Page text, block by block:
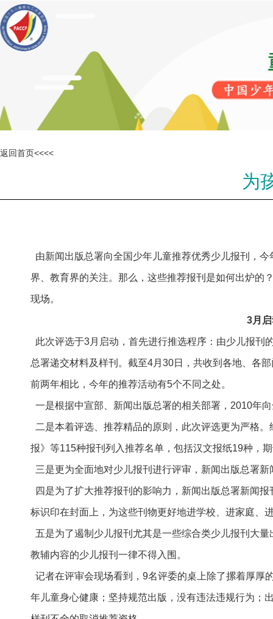
返回首页<<<<
为
由新闻出版总署向全国少年儿童推荐优秀少儿报刊，
界、教育界的关注。那么，这些推荐报刊是如何出炉的
现场。
3月
此次评选于3月启动，首先进行推选程序：由少儿报刊
总署递交材料及样刊。截至4月30日，共收到各地、各
前两年相比，今年的推荐活动有5个不同之处。
一是根据中宣部、新闻出版总署的相关部署，2010年
二是本着评选、推荐精品的原则，此次评选更为严格
报》等115种报刊列入推荐名单，包括汉文报纸19种，
三是更为全面地对少儿报刊进行评审，新闻出版总署
四是为了扩大推荐报刊的影响力，新闻出版总署新闻
标识印在封面上，为这些刊物更好地进学校、进家庭、
五是为了遏制少儿报刊尤其是一些综合类少儿报刊大
教辅内容的少儿报刊一律不得入围。
记者在评审会现场看到，9名评委的桌上除了摞着厚厚
年儿童身心健康；坚持规范出版，没有违法违规行为；